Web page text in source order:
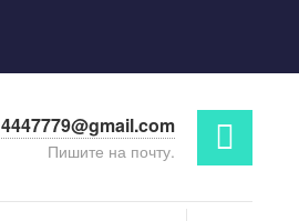
4447779@gmail.com
Пишите на почту.